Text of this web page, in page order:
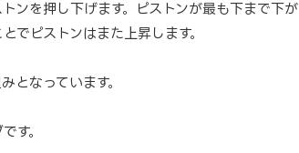
ンを押し下げます。ピストンが最も下まで下が
でピストンはまた上昇します。
となっています。
す。